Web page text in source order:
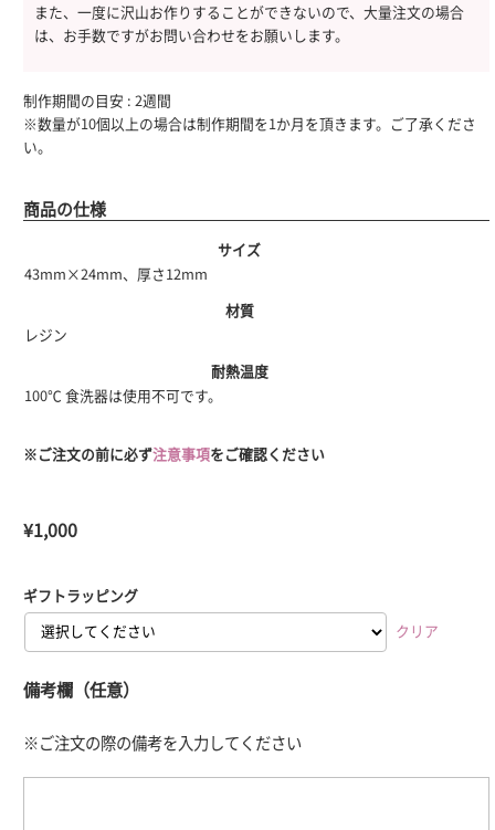
また、一度に沢山お作りすることができないので、大量注文の場合
は、お手数ですがお問い合わせをお願いします。
制作期間の目安 : 2週間
※数量が10個以上の場合は制作期間を1か月を頂きます。ご了承くださ
い。
商品の仕様
サイズ
43mm×24mm、厚さ12mm
材質
レジン
耐熱温度
100℃ 食洗器は使用不可です。
※ご注文の前に必ず注意事項をご確認ください
¥1,000
ギフトラッピング
クリア
備考欄（任意）
※ご注文の際の備考を入力してください